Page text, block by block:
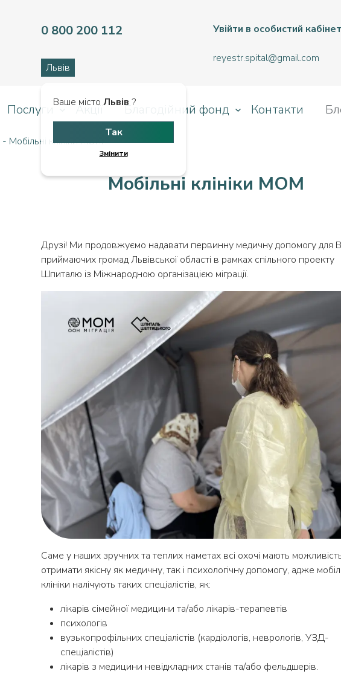
0 800 200 112
Львів
Ваше місто Львів ?
Так
Змінити
Увійти в особистий кабінет
reyestr.spital@gmail.com
Послуги Акції Благодійний фонд Контакти
- Мобільні клініки МОМ
Мобільні клініки МОМ
Друзі! Ми продовжуємо надавати первинну медичну допомогу для
приймаючих громад Львівської області в рамках спільного проекту
Шпиталю із Міжнародною організацією міграції.
Саме у наших зручних та теплих наметах всі охочі мають
отримати якісну як медичну, так і психологічну допомогу, адже
клініки налічують таких спеціалістів, як:
лікарів сімейної медицини та/або лікарів-терапевтів
психологів
вузькопрофільних спеціалістів (кардіологів, неврологів, УЗД-
спеціалістів)
лікарів з медицини невідкладних станів та/або фельдшерів.